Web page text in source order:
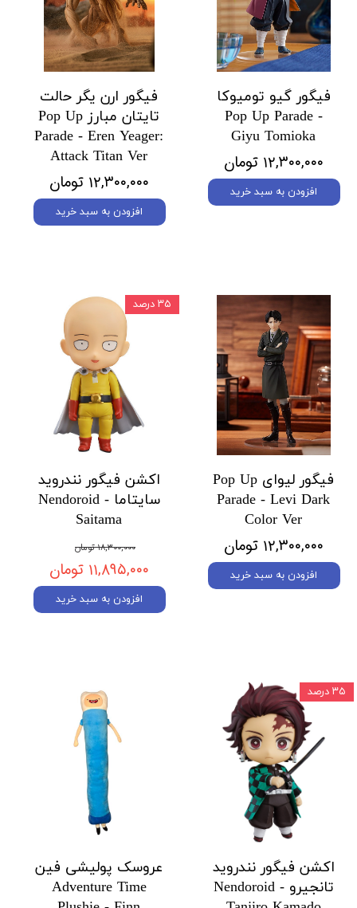
فیگور گیو تومیوکا
Pop Up Parade -
Giyu Tomioka
۱۲,۳۰۰,۰۰۰ تومان
افزودن به سبد خرید
فیگور ارن یگر حالت
تایتان مبارز Pop Up
Parade - Eren Yeager:
Attack Titan Ver
۱۲,۳۰۰,۰۰۰ تومان
افزودن به سبد خرید
فیگور لیوای Pop Up
Parade - Levi Dark
Color Ver
۱۲,۳۰۰,۰۰۰ تومان
افزودن به سبد خرید
اکشن فیگور نندروید
سایتاما Nendoroid -
Saitama
۱۸,۳۰۰,۰۰۰ تومان
۱۱,۸۹۵,۰۰۰ تومان
افزودن به سبد خرید
۳۵ درصد
اکشن فیگور نندروید
تانجیرو Nendoroid -
۳۵ درصد
عروسک پولیشی فین
Adventure Time